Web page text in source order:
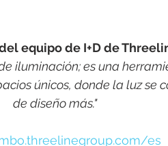
equipo de I+D de
iluminación; es una
únicos, donde la luz se
de diseño más."
es